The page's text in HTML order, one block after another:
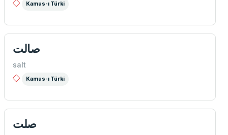
Kamus-ı Türki
صالت
salt
Kamus-ı Türki
صلت